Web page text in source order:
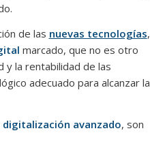
de las nuevas tecnologías,
marcado, que no es otro
y la rentabilidad de las
adecuado para alcanzar la
digitalización avanzado, son